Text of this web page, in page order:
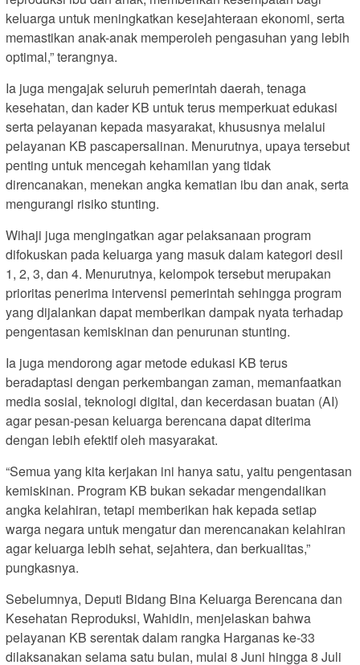
keluarga untuk meningkatkan kesejahteraan ekonomi, serta
memastikan anak-anak memperoleh pengasuhan yang lebih
optimal,” terangnya.
Ia juga mengajak seluruh pemerintah daerah, tenaga
kesehatan, dan kader KB untuk terus memperkuat edukasi
serta pelayanan kepada masyarakat, khususnya melalui
pelayanan KB pascapersalinan. Menurutnya, upaya tersebut
penting untuk mencegah kehamilan yang tidak
direncanakan, menekan angka kematian ibu dan anak, serta
mengurangi risiko stunting.
Wihaji juga mengingatkan agar pelaksanaan program
difokuskan pada keluarga yang masuk dalam kategori desil
1, 2, 3, dan 4. Menurutnya, kelompok tersebut merupakan
prioritas penerima intervensi pemerintah sehingga program
yang dijalankan dapat memberikan dampak nyata terhadap
pengentasan kemiskinan dan penurunan stunting.
Ia juga mendorong agar metode edukasi KB terus
beradaptasi dengan perkembangan zaman, memanfaatkan
media sosial, teknologi digital, dan kecerdasan buatan (AI)
agar pesan-pesan keluarga berencana dapat diterima
dengan lebih efektif oleh masyarakat.
“Semua yang kita kerjakan ini hanya satu, yaitu pengentasan
kemiskinan. Program KB bukan sekadar mengendalikan
angka kelahiran, tetapi memberikan hak kepada setiap
warga negara untuk mengatur dan merencanakan kelahiran
agar keluarga lebih sehat, sejahtera, dan berkualitas,”
pungkasnya.
Sebelumnya, Deputi Bidang Bina Keluarga Berencana dan
Kesehatan Reproduksi, Wahidin, menjelaskan bahwa
pelayanan KB serentak dalam rangka Harganas ke-33
dilaksanakan selama satu bulan, mulai 8 Juni hingga 8 Juli